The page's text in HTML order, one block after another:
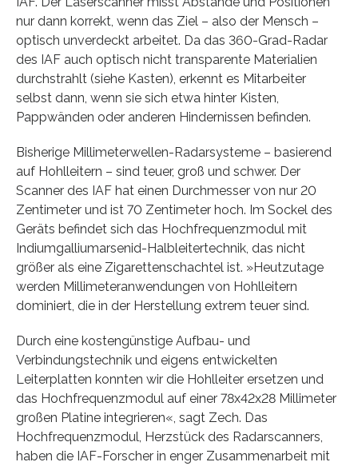
nur dann korrekt, wenn das Ziel – also der Mensch –
optisch unverdeckt arbeitet. Da das 360-Grad-Radar
des IAF auch optisch nicht transparente Materialien
durchstrahlt (siehe Kasten), erkennt es Mitarbeiter
selbst dann, wenn sie sich etwa hinter Kisten,
Pappwänden oder anderen Hindernissen befinden.
Bisherige Millimeterwellen-Radarsysteme – basierend
auf Hohlleitern – sind teuer, groß und schwer. Der
Scanner des IAF hat einen Durchmesser von nur 20
Zentimeter und ist 70 Zentimeter hoch. Im Sockel des
Geräts befindet sich das Hochfrequenzmodul mit
Indiumgalliumarsenid-Halbleitertechnik, das nicht
größer als eine Zigarettenschachtel ist. »Heutzutage
werden Millimeteranwendungen von Hohlleitern
dominiert, die in der Herstellung extrem teuer sind.
Durch eine kostengünstige Aufbau- und
Verbindungstechnik und eigens entwickelten
Leiterplatten konnten wir die Hohlleiter ersetzen und
das Hochfrequenzmodul auf einer 78x42x28 Millimeter
großen Platine integrieren«, sagt Zech. Das
Hochfrequenzmodul, Herzstück des Radarscanners,
haben die IAF-Forscher in enger Zusammenarbeit mit